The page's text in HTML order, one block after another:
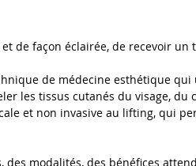
de façon éclairée, de recevoir
de médecine esthétique
les tissus cutanés du visage,
et non invasive au lifting, qui
des modalités, des bénéfices